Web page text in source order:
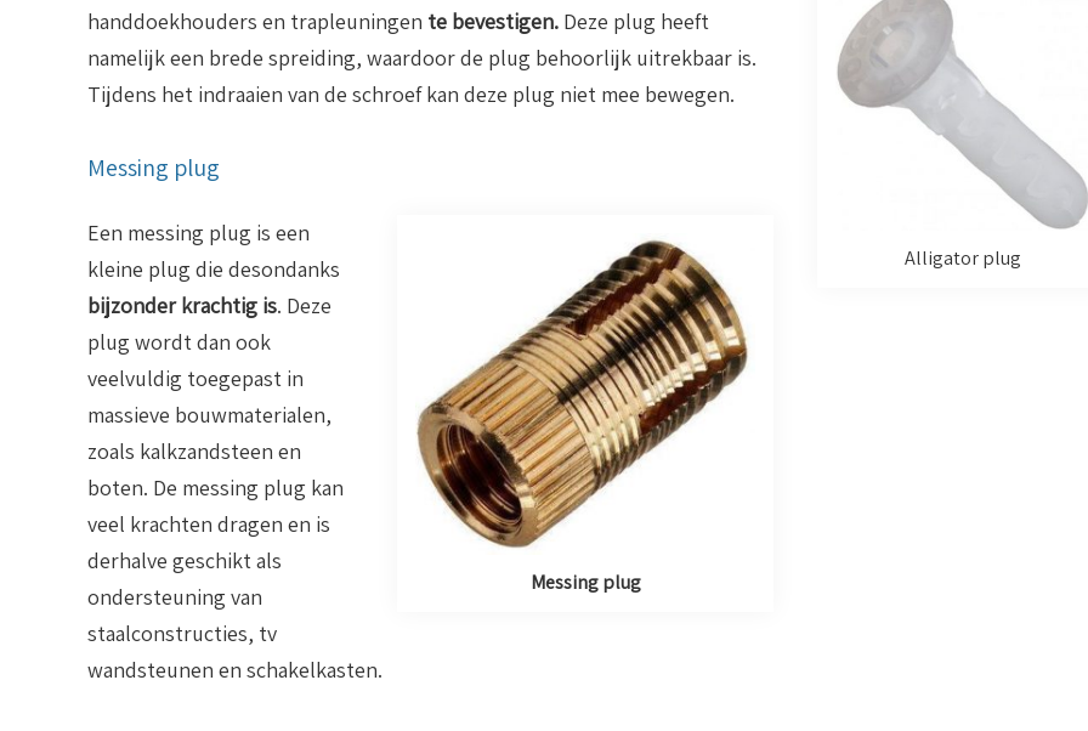
Alligator plug
handdoekhouders en trapleuningen te bevestigen. Deze plug heeft
namelijk een brede spreiding, waardoor de plug behoorlijk uitrekbaar is.
Tijdens het indraaien van de schroef kan deze plug niet mee bewegen.
Messing plug
Messing plug
Een messing plug is een
kleine plug die desondanks
bijzonder krachtig is. Deze
plug wordt dan ook
veelvuldig toegepast in
massieve bouwmaterialen,
zoals kalkzandsteen en
boten. De messing plug kan
veel krachten dragen en is
derhalve geschikt als
ondersteuning van
staalconstructies, tv
wandsteunen en schakelkasten.